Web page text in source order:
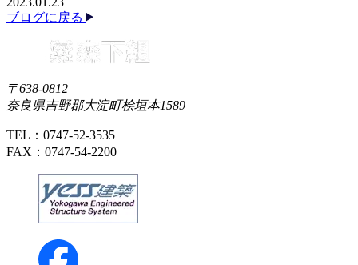
ブログに戻る
〒638-0812
奈良県吉野郡大淀町桧垣本1589
TEL：0747-52-3535
FAX：0747-54-2200